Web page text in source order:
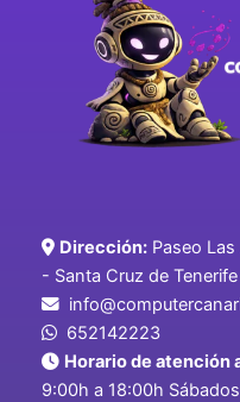
Dirección: Paseo
- Santa Cruz de Tenerife
652142223
Horario de atención
9:00h a 18:00h